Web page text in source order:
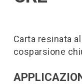
Carta resinata
cosparsione